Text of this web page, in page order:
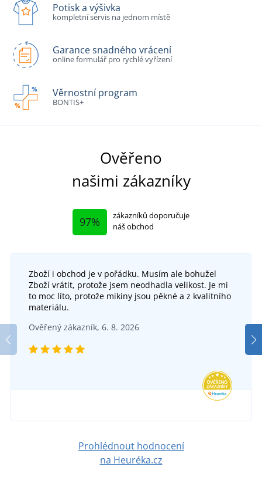
Potisk a výšivka
kompletní servis na jednom místě
Garance snadného vrácení
online formulář pro rychlé vyřízení
Věrnostní program
BONTIS+
Ověřeno
našimi zákazníky
97%
zákazníků doporučuje
náš obchod
Zboží i obchod je v pořádku. Musím ale bohužel
Zboží vrátit, protože jsem neodhadla velikost. Je mi
to moc líto, protože mikiny jsou pěkné a z kvalitního
materiálu.
Ověřený zákazník, 6. 8. 2026
Prohlédnout hodnocení
na Heuréka.cz